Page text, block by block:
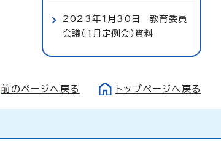
2023年1月30日 教育委員
会議（1月定例会）資料
前のページへ戻る トップページへ戻る